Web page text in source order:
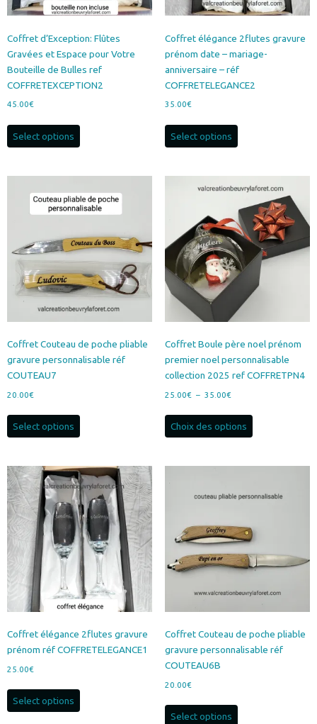
Coffret d’Exception: Flûtes
Gravées et Espace pour Votre
Bouteille de Bulles ref
COFFRETEXCEPTION2
45.00€
Select options
Coffret élégance 2flutes gravure
prénom date – mariage-
anniversaire – réf
COFFRETELEGANCE2
35.00€
Select options
Coffret Couteau de poche pliable
gravure personnalisable réf
COUTEAU7
20.00€
Select options
Coffret Boule père noel prénom
premier noel personnalisable
collection 2025 ref COFFRETPN4
25.00€ – 35.00€Plage
25.00€
Choix des options
Ce
être
choisies
sur
du
produit
Coffret élégance 2flutes gravure
prénom réf COFFRETELEGANCE1
25.00€
Select options
Coffret Couteau de poche pliable
gravure personnalisable réf
COUTEAU6B
20.00€
Select options